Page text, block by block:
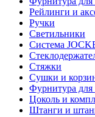
Рейлинги и
Ручки
Светильники
Система
Стяжки
Сушки и
Фурнитура для
Цоколь и
Штанги и